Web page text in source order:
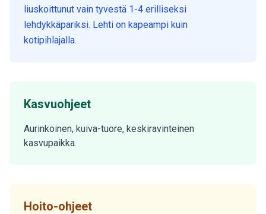
liuskoittunut vain tyvestä 1-4 erilliseksi
lehdykkäpariksi. Lehti on kapeampi kuin
kotipihlajalla.
Kasvuohjeet
Aurinkoinen, kuiva-tuore, keskiravinteinen
kasvupaikka.
Hoito-ohjeet